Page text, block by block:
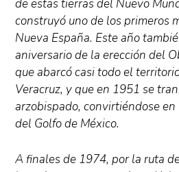
de estas tierras del Nuevo
construyó uno de los primeros
Nueva España. Este año
aniversario de la erección del
que abarcó casi todo el
Veracruz, y que en 1951 se
arzobispado, convirtiéndose
del Golfo de México.
A finales de 1974, por la ruta